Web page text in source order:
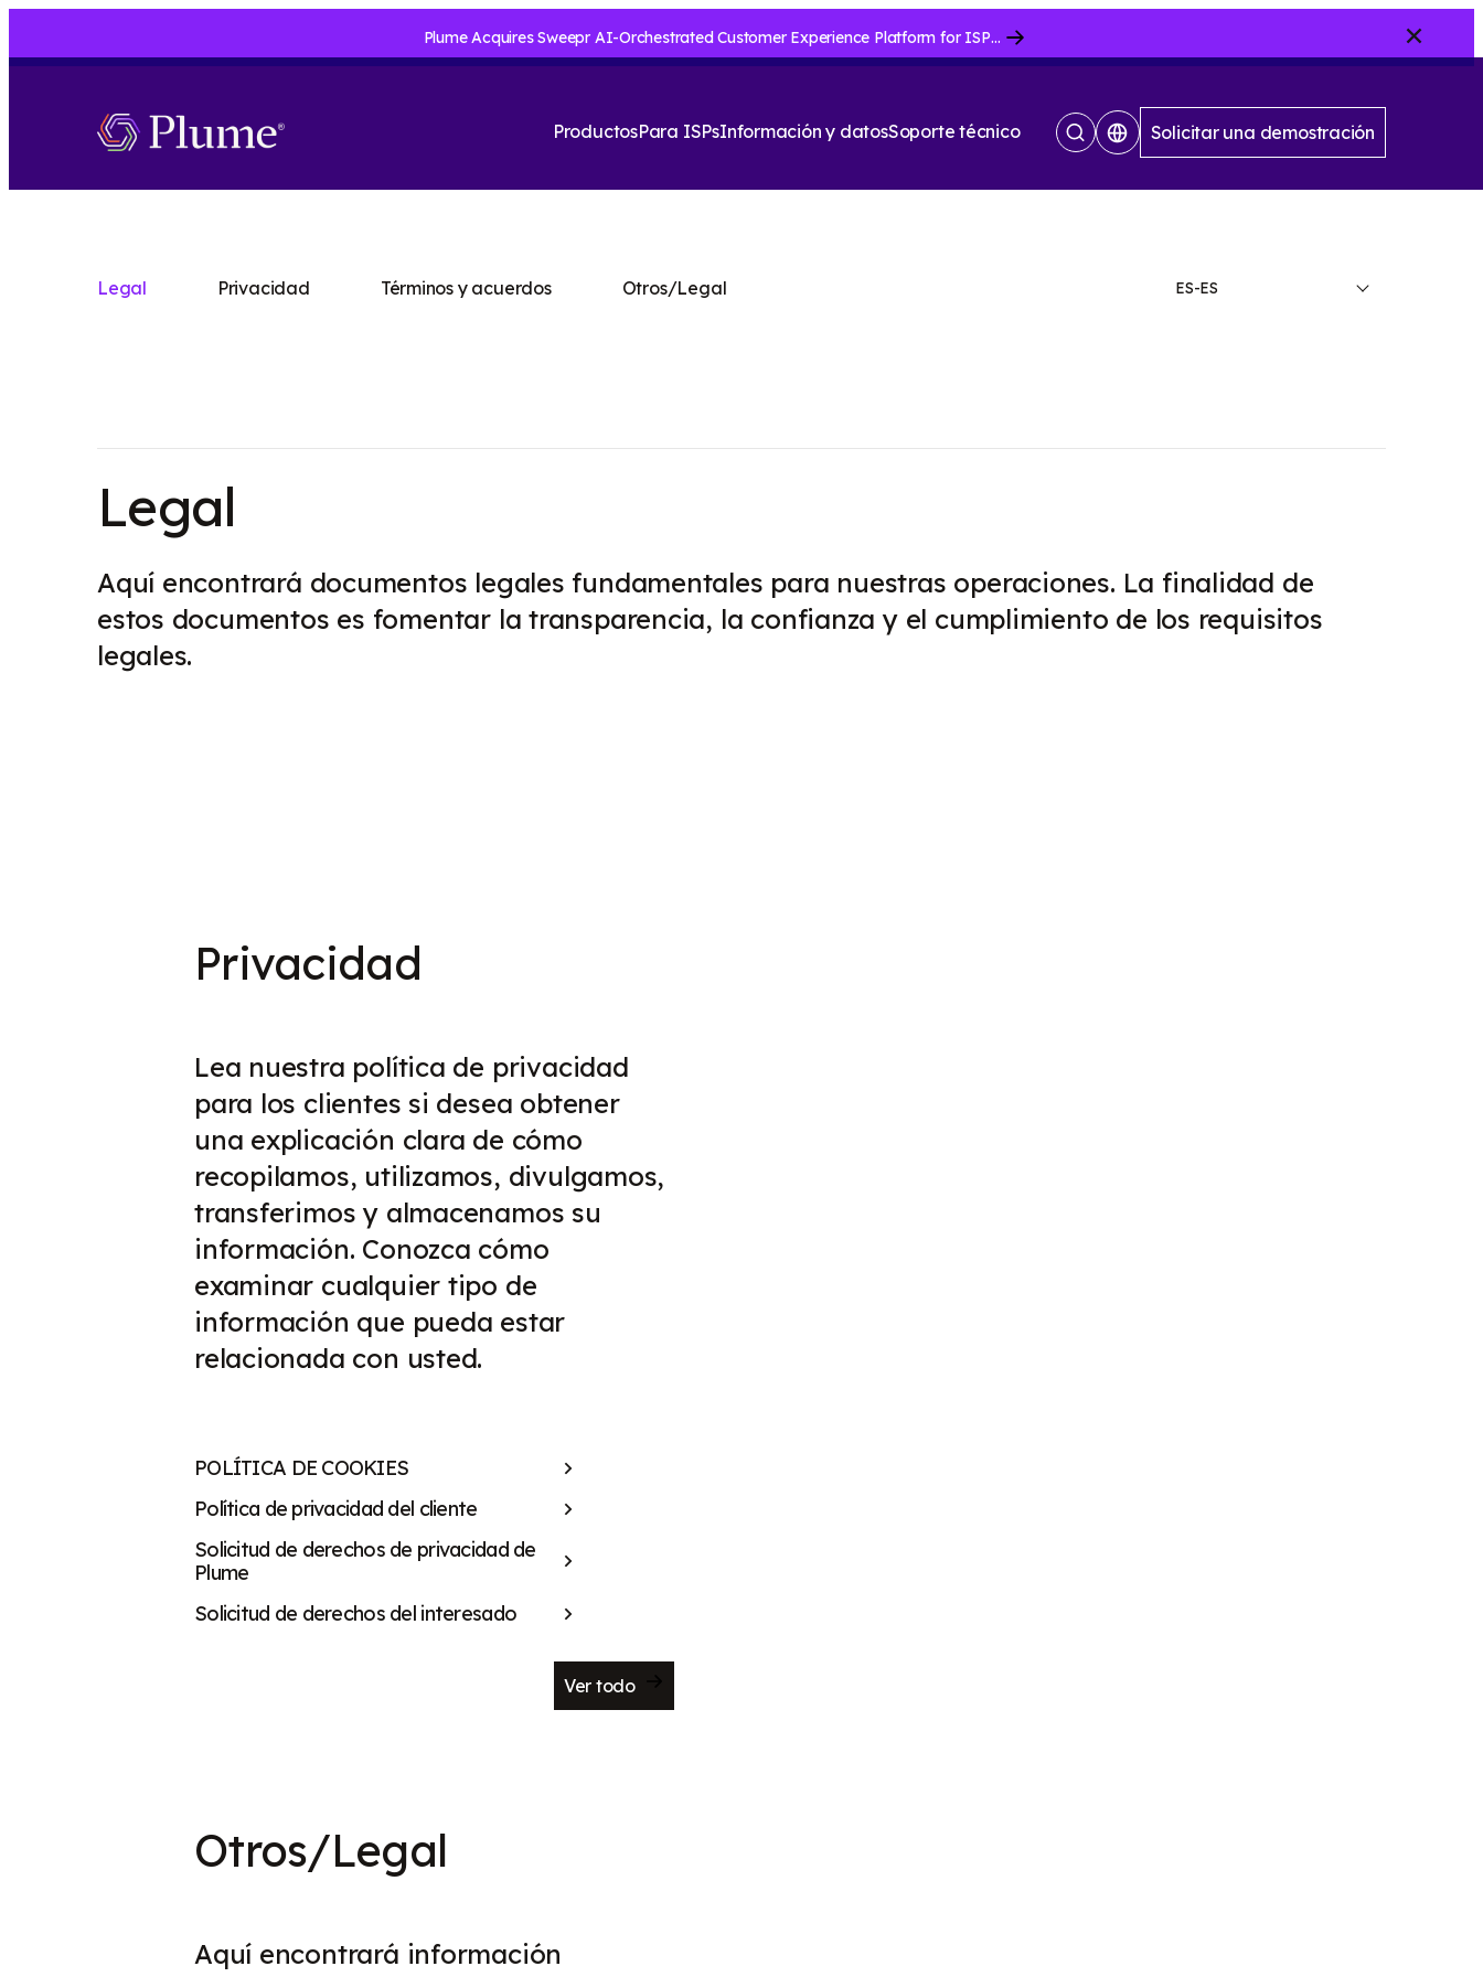
Plume Acquires Sweepr AI-Orchestrated Customer Experience Platform for ISPs..... Cerrar
ProductosPara ISPsInformación y datosSoporte técnico
Mostrar
búsqueda
Solicitar una demostración
Legal Privacidad Términos y acuerdos Otros/Legal ES-ES
Legal
Aquí encontrará documentos legales fundamentales para nuestras operaciones. La finalidad de
estos documentos es fomentar la transparencia, la confianza y el cumplimiento de los requisitos
legales.
Privacidad
Lea nuestra política de privacidad
para los clientes si desea obtener
una explicación clara de cómo
recopilamos, utilizamos, divulgamos,
transferimos y almacenamos su
información. Conozca cómo
examinar cualquier tipo de
información que pueda estar
relacionada con usted.
POLÍTICA DE COOKIES
Política de privacidad del cliente
Solicitud de derechos de privacidad de
Plume
Solicitud de derechos del interesado
Ver todo
Otros/Legal
Aquí encontrará información